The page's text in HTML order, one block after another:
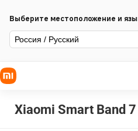
Выберите местоположение и
Россия / Русский
Xiaomi Smart Band 7